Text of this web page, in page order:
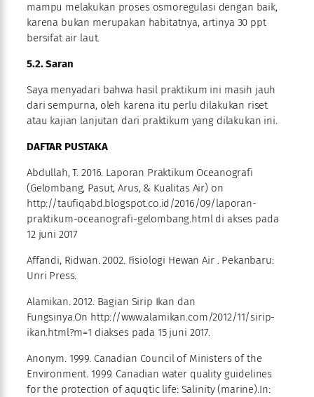
mampu melakukan proses osmoregulasi dengan baik,
karena bukan merupakan habitatnya, artinya 30 ppt
bersifat air laut.
5.2. Saran
Saya menyadari bahwa hasil praktikum ini masih jauh
dari sempurna, oleh karena itu perlu dilakukan riset
atau kajian lanjutan dari praktikum yang dilakukan ini.
DAFTAR PUSTAKA
Abdullah, T. 2016. Laporan Praktikum Oceanografi
(Gelombang, Pasut, Arus, & Kualitas Air) on
http://taufiqabd.blogspot.co.id/2016/09/laporan-
praktikum-oceanografi-gelombang.html di akses pada
12 juni 2017
Affandi, Ridwan. 2002. Fisiologi Hewan Air . Pekanbaru:
Unri Press.
Alamikan. 2012. Bagian Sirip Ikan dan
Fungsinya.On http://www.alamikan.com/2012/11/sirip-
ikan.html?m=1 diakses pada 15 juni 2017.
Anonym. 1999. Canadian Council of Ministers of the
Environment. 1999. Canadian water quality guidelines
for the protection of aquqtic life: Salinity (marine).In: